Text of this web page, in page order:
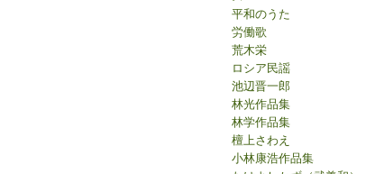
平和のうた
労働歌
荒木栄
ロシア民謡
池辺晋一郎
林光作品集
林学作品集
檀上さわえ
小林康浩作品集